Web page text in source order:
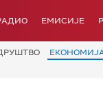
ЕМИСИЈЕ